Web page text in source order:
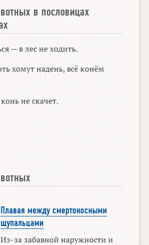
в пословицах
— в лес не ходить.
хомут надень, всё конём
не скачет.
Плавая между смертоносными
щупальцами
Из-за забавной наружности и